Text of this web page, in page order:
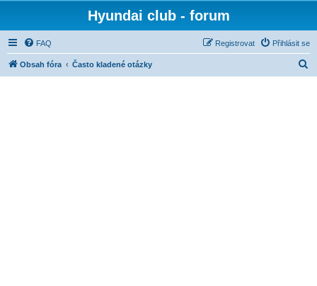
Hyundai club - forum
FAQ Přihlásit se
Registrovat
Obsah fóra Často kladené otázky